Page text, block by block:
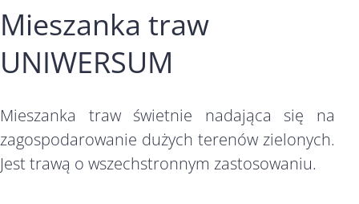
Mieszanka traw
UNIWERSUM
Mieszanka traw świetnie nadająca się na
zagospodarowanie dużych terenów zielonych.
Jest trawą o wszechstronnym zastosowaniu.